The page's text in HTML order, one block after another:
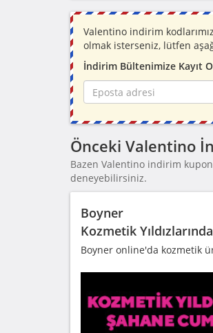
Valentino indirim
olmak isterseniz, lütfen
İndirim Bültenimize Kayıt
Önceki Valentino
Bazen Valentino indirim
deneyebilirsiniz.
Boyner
Kozmetik
Boyner online'da kozmetik